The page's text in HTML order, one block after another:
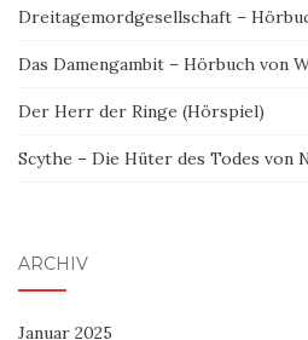
Dreitagemordgesellschaft –
Das Damengambit – Hörbuch von
Der Herr der Ringe (Hörspiel)
Scythe – Die Hüter des Todes von
ARCHIV
Januar 2025